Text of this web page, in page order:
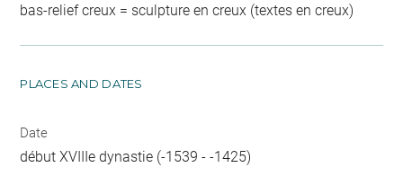
bas-relief creux = sculpture en creux (textes en creux)
PLACES AND DATES
Date
début XVIIIe dynastie (-1539 - -1425)